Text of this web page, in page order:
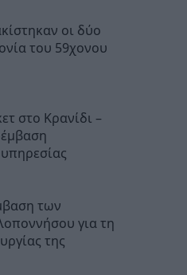
οι δύο
του 59χονου
στο Κρανίδι –
των
για τη
της